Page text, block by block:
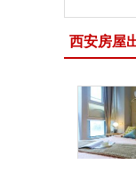
西安房屋